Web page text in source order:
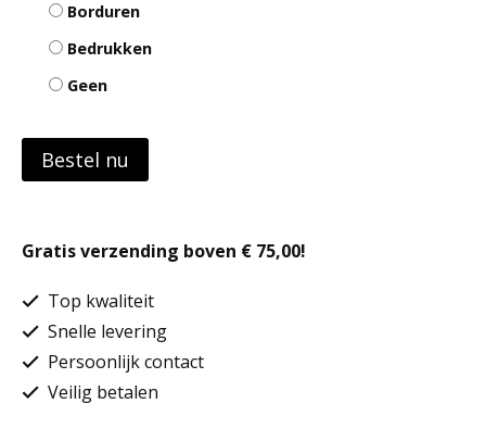
Borduren
Bedrukken
Geen
Bestel nu
Gratis verzending boven € 75,00!
Top kwaliteit
Snelle levering
Persoonlijk contact
Veilig betalen